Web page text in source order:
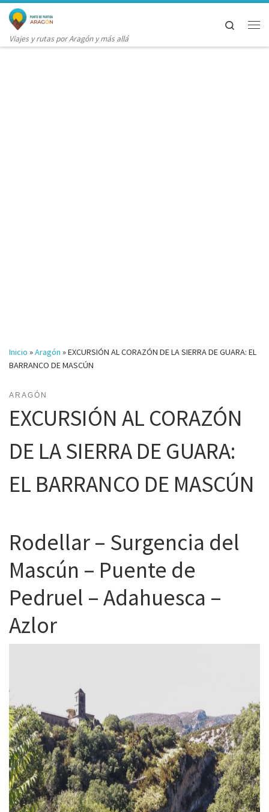
Saltar al contenido
Viajes y rutas por Aragón y más allá
Search
Inicio »Aragón »EXCURSIÓN AL CORAZÓN DE LA SIERRA DE GUARA: EL
BARRANCO DE MASCÚN
ARAGÓN
EXCURSIÓN AL CORAZÓN
DE LA SIERRA DE GUARA:
EL BARRANCO DE MASCÚN
Rodellar – Surgencia del
Mascún – Puente de
Pedruel – Adahuesca –
Azlor